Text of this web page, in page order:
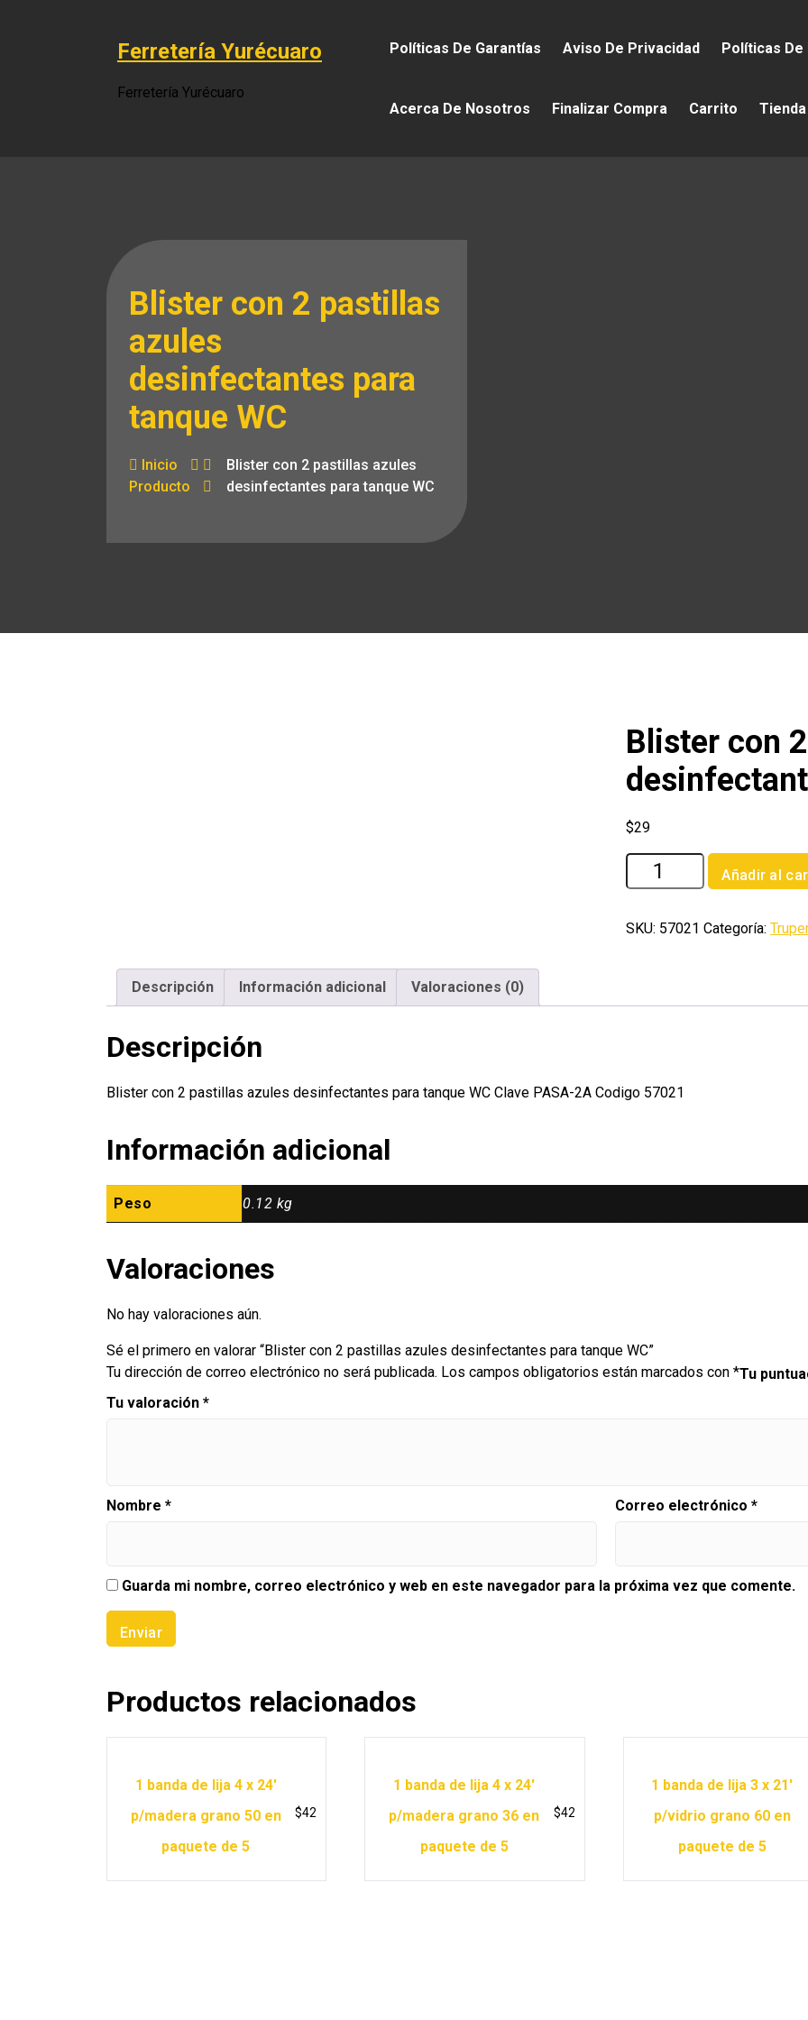
Ferretería Yurécuaro
Ferretería Yurécuaro
Políticas De Garantías Aviso De Privacidad Políticas De
Acerca De Nosotros Finalizar Compra Carrito
Blister con 2 pastillas
azules
desinfectantes para
tanque WC
Inicio
Producto
Blister con 2 pastillas azules
desinfectantes para tanque WC
Blister con
$29
Blister
con
pastillas
Añadir al
SKU: 57021 Categoría:
Descripción Información adicional Valoraciones (0)
Descripción
Blister con 2 pastillas azules desinfectantes para tanque WC Clave PASA-2A Codigo 57021
Información adicional
Peso 0.12 kg
Valoraciones
No hay valoraciones aún.
Sé el primero en valorar “Blister con 2 pastillas azules desinfectantes para tanque WC”
Tu dirección de correo electrónico no será publicada. Los campos obligatorios están marcados con *Tu
Tu valoración *
Nombre * Correo electrónico *
Guarda mi nombre, correo electrónico y web en este navegador para la próxima vez que comente.
Productos relacionados
1 banda de lija 4 x 24′
p/madera grano 50 en
paquete de 5
$42
1 banda de lija 4 x 24′
p/madera grano 36 en
paquete de 5
$42
1 banda de lija 3 x 21′
p/vidrio grano 60 en
paquete de 5